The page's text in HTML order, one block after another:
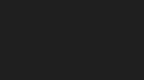
i osjetite